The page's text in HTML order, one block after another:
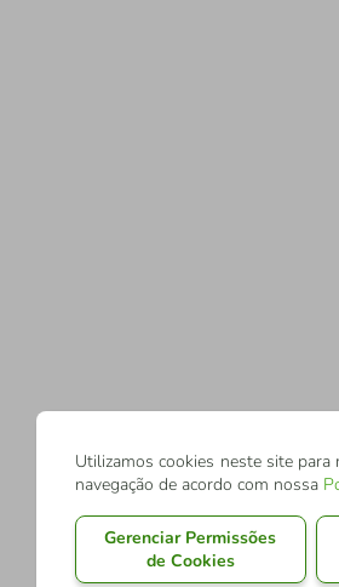
Utilizamos cookies neste site para
navegação de acordo com nossa
Gerenciar Permissões
de Cookies